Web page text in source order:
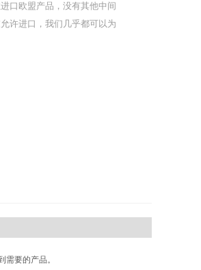
口欧盟产品，没有其他中间
许进口，我们几乎都可以为
要的产品。